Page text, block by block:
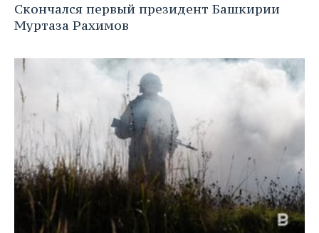
ФИГУРНОЕ КАТАНИЕ
ХОККЕЙ С МЯЧОМ
МЕДИЦИНА
ПРОИСШЕСТВИЯ
Скончался первый президент Башкирии
Муртаза Рахимов